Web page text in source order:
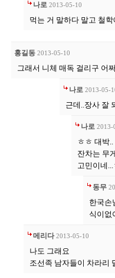
나로 2013-05-10
먹는 거 말하다 말고 철학
홍길동 2013-05-10
그래서 니체 매독 걸리구 어
나로 2013-05-
근데..장사 잘
나로 2013-
ㅎㅎ 대박..
잔차는 무
고민이네...
동무
한국손
식이없
메리다 2013-05-10
나도 그래요
조선족 남자들이 차라리